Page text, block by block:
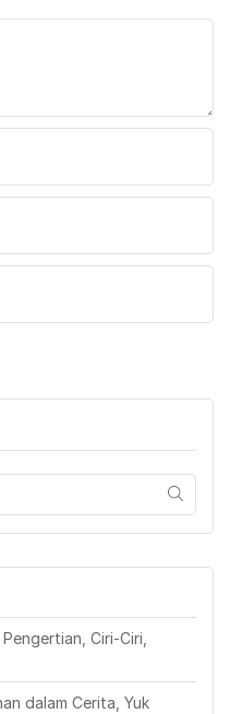
Ciri-Ciri,
dalam Cerita, Yuk